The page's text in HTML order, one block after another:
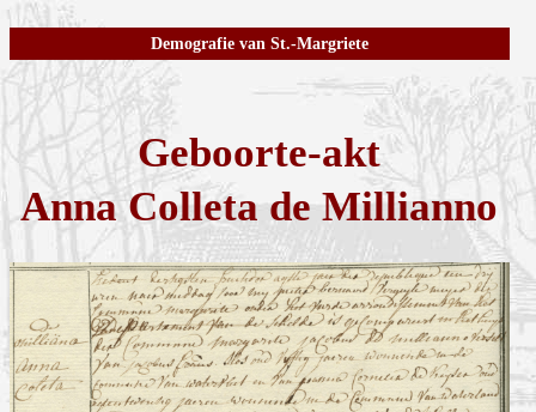
Demografie van St.-Margriete
Geboorte-akt
Anna Colleta de Millianno